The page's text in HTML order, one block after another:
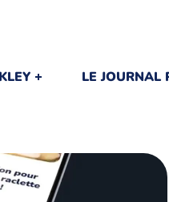
LE JOURNAL